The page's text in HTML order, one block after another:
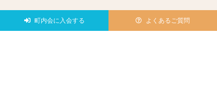
町内会に入会する よくあるご質問